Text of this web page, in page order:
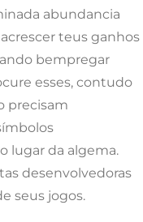
abundancia
teus ganhos
bempregar
esses, contudo
precisam
lugar da algema.
desenvolvedoras
seus jogos.